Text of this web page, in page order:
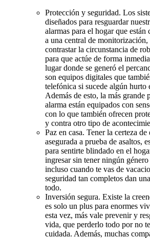
Protección y seguridad. Los
diseñados para resguardar
alarmas para el hogar que están
a una central de monitorización,
contrastar la circunstancia de
para que actúe de forma
lugar donde se generó el
son equipos digitales que
telefónica si sucede algún hurto
Además de esto, la más grande
alarma están equipados con
con lo que también ofrecen
y contra otro tipo de
Paz en casa. Tener la certeza
asegurada a prueba de asaltos,
para sentirte blindado en el
ingresar sin tener ningún
incluso cuando te vas de
seguridad tan completos dan
todo.
Inversión segura. Existe la
es solo un plus para enormes
esta vez, más vale prevenir y
vida, que perderlo todo por no
cuidada. Además, muchas